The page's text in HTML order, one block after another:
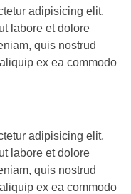
adipisicing elit,
labore et dolore
quis nostrud
ex ea commodo
adipisicing elit,
labore et dolore
quis nostrud
ex ea commodo